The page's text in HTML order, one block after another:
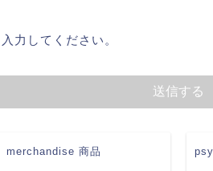
力してください。
merchandise 商品